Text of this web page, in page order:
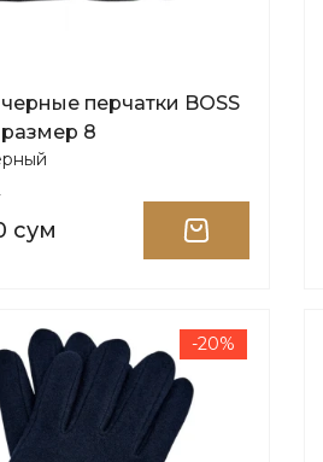
перчатки BOSS
8
сум
-20%